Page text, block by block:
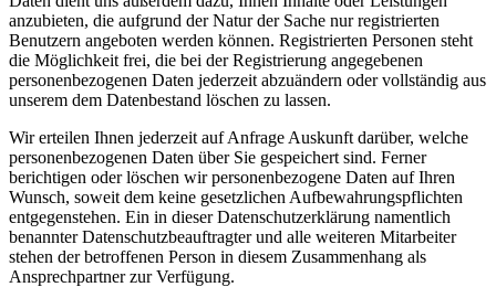
anzubieten, die aufgrund der Natur der Sache nur registrierten
Benutzern angeboten werden können. Registrierten Personen steht
die Möglichkeit frei, die bei der Registrierung angegebenen
personenbezogenen Daten jederzeit abzuändern oder vollständig aus
unserem dem Datenbestand löschen zu lassen.
Wir erteilen Ihnen jederzeit auf Anfrage Auskunft darüber, welche
personenbezogenen Daten über Sie gespeichert sind. Ferner
berichtigen oder löschen wir personenbezogene Daten auf Ihren
Wunsch, soweit dem keine gesetzlichen Aufbewahrungspflichten
entgegenstehen. Ein in dieser Datenschutzerklärung namentlich
benannter Datenschutzbeauftragter und alle weiteren Mitarbeiter
stehen der betroffenen Person in diesem Zusammenhang als
Ansprechpartner zur Verfügung.